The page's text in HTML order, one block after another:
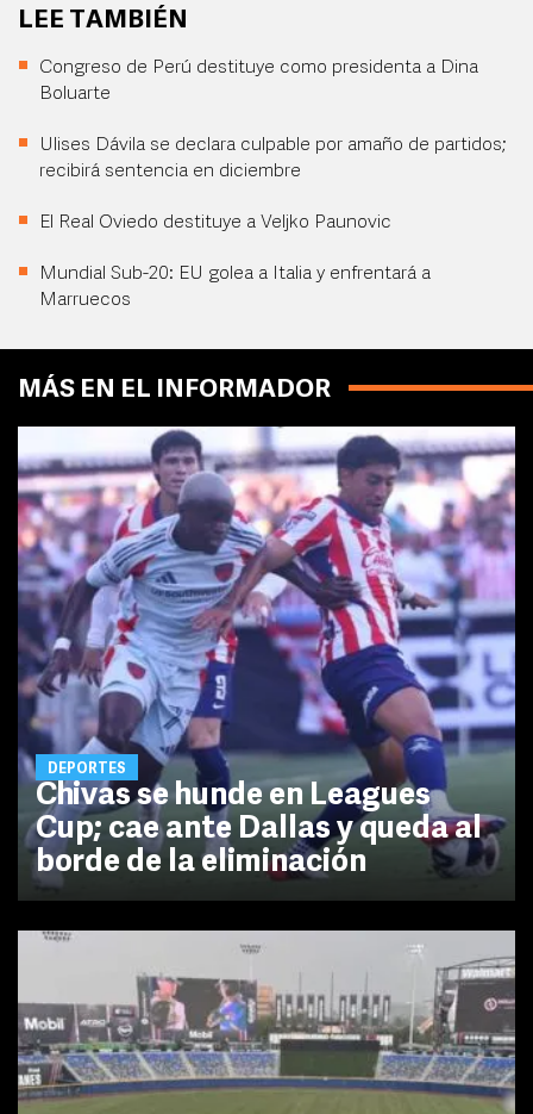
LEE TAMBIÉN
Congreso de Perú destituye como presidenta a Dina
Boluarte
Ulises Dávila se declara culpable por amaño de partidos;
recibirá sentencia en diciembre
El Real Oviedo destituye a Veljko Paunovic
Mundial Sub-20: EU golea a Italia y enfrentará a
Marruecos
MÁS EN EL INFORMADOR
DEPORTES
Chivas se hunde en Leagues
Cup; cae ante Dallas y queda al
borde de la eliminación